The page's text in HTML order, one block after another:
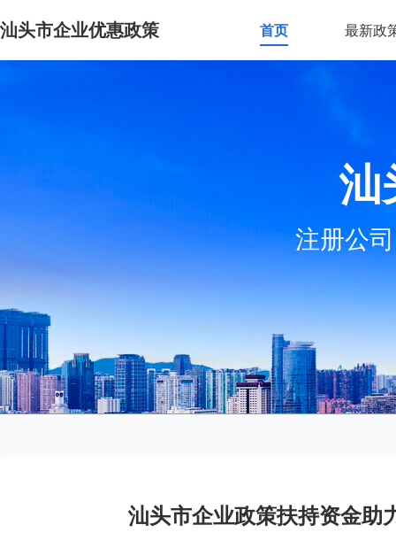
汕头市企业优惠政策 首页 最新政
汕
注册公
汕头市企业政策扶持资金助